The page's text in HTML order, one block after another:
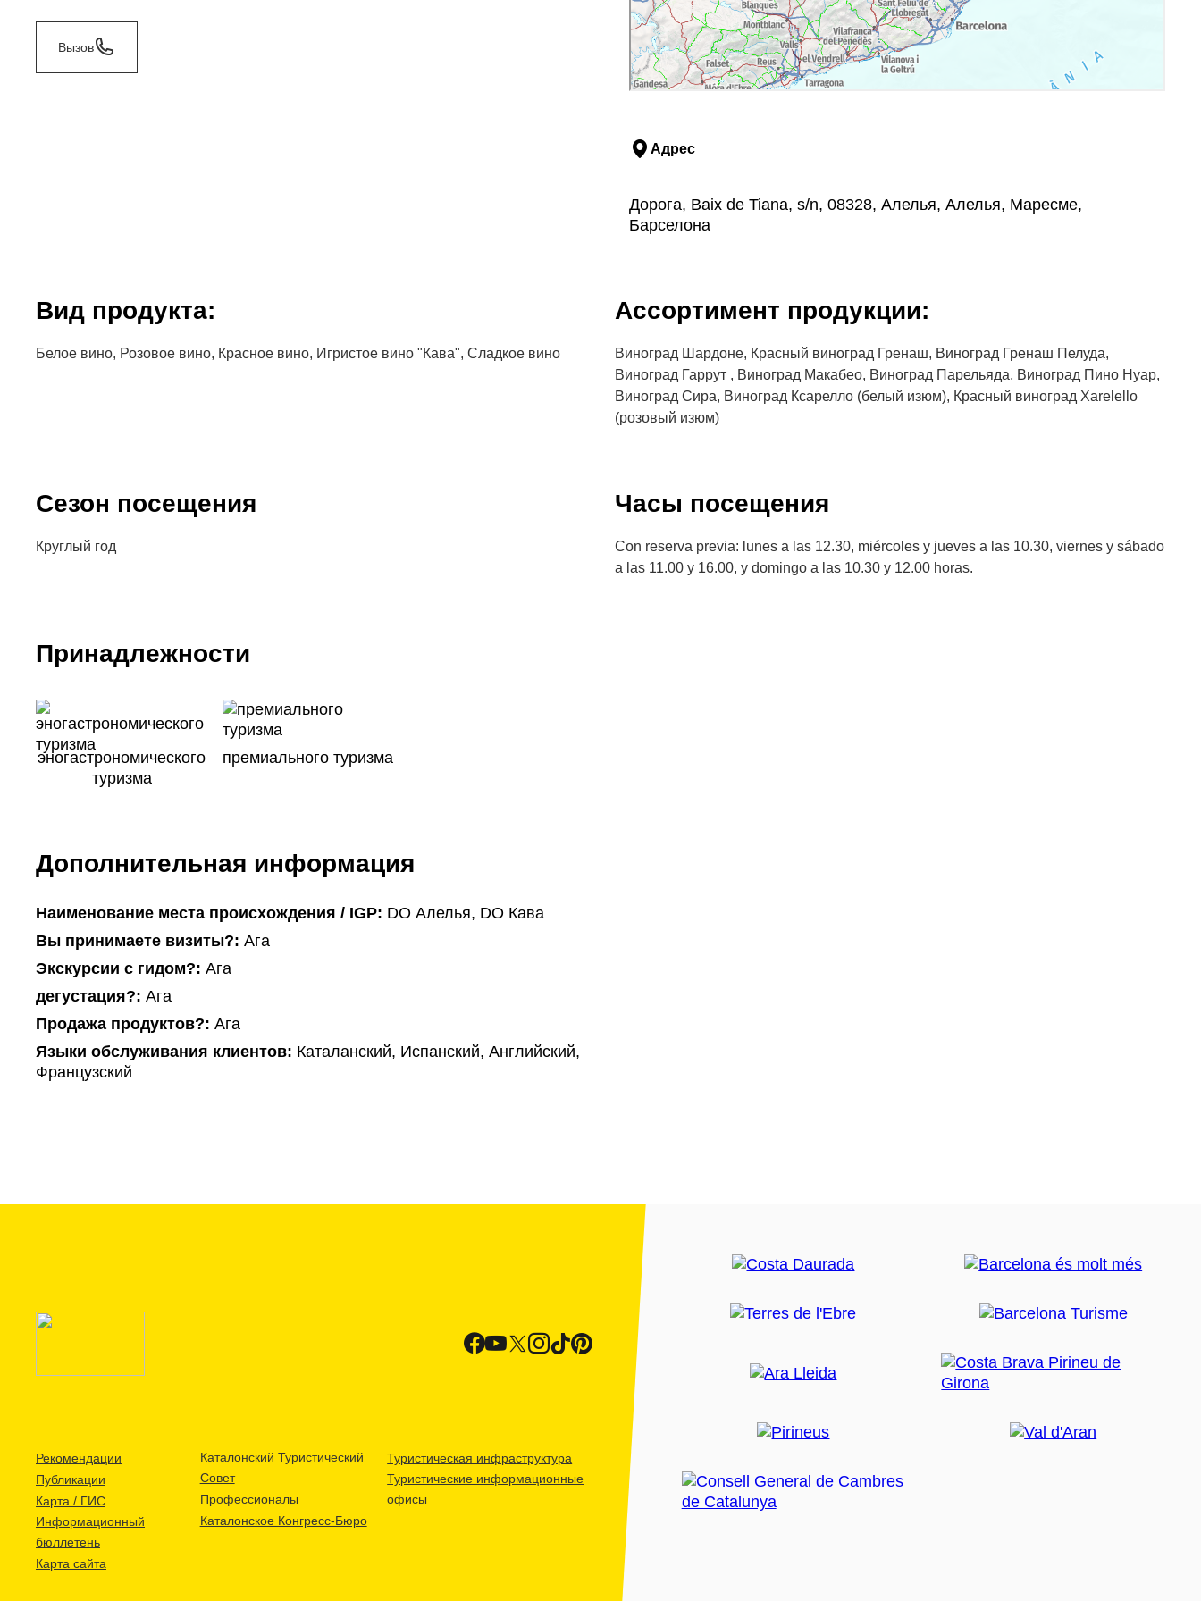
Вызов
Адрес
Дорога, Baix de Tiana, s/n, 08328, Алелья, Алелья, Маресме,
Барселона
Bид продукта:
Белое вино, Розовое вино, Красное вино, Игристое вино "Кава", Сладкое вино
Aссортимент продукции:
Виноград Шардоне, Красный виноград Гренаш, Виноград Гренаш Пелуда,
Виноград Гаррут , Виноград Макабео, Виноград Парельяда, Виноград Пино Нуар,
Виноград Сира, Виноград Ксарелло (белый изюм), Красный виноград Xarelello
(розовый изюм)
Сезон посещения
Круглый год
Часы посещения
Con reserva previa: lunes a las 12.30, miércoles y jueves a las 10.30, viernes y sábado
a las 11.00 y 16.00, y domingo a las 10.30 y 12.00 horas.
Принадлежности
эногастрономического
туризма
премиального туризма
Дополнительная информация
Наименование места происхождения / IGP: DO Алелья, DO Кава
Вы принимаете визиты?: Ага
Экскурсии с гидом?: Ага
дегустация?: Ага
Продажа продуктов?: Ага
Языки обслуживания клиентов: Каталанский, Испанский, Английский,
Французский
Рекомендации
Публикации
Карта / ГИС
Информационный
бюллетень
Карта сайта
Каталонский Туристический
Совет
Профессионалы
Каталонское Конгресс-Бюро
Туристическая инфраструктура
Туристические информационные
офисы